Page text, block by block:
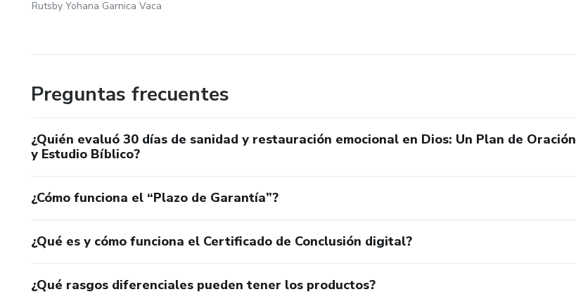
Rutsby Yohana Garnica Vaca
Preguntas frecuentes
¿Quién evaluó 30 días de sanidad y restauración emocional en Dios: Un Plan de Oración
y Estudio Bíblico?
¿Cómo funciona el “Plazo de Garantía”?
¿Qué es y cómo funciona el Certificado de Conclusión digital?
¿Qué rasgos diferenciales pueden tener los productos?